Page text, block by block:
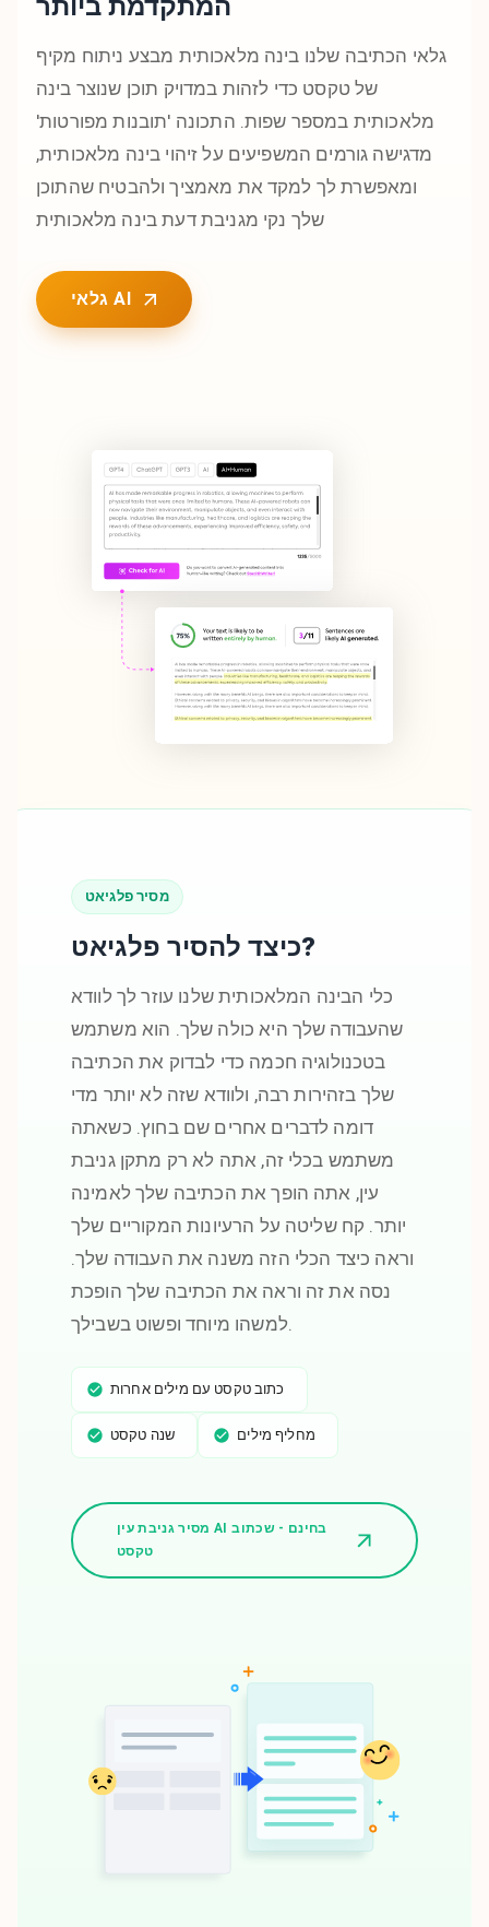
המתקדמת ביותר
גלאי הכתיבה שלנו בינה מלאכותית מבצע ניתוח מקיף
של טקסט כדי לזהות במדויק תוכן שנוצר בינה
מלאכותית במספר שפות. התכונה 'תובנות מפורטות'
מדגישה גורמים המשפיעים על זיהוי בינה מלאכותית,
ומאפשרת לך למקד את מאמציך ולהבטיח שהתוכן
שלך נקי מגניבת דעת בינה מלאכותית
גלאי AI
מסיר פלגיאט
כיצד להסיר פלגיאט?
כלי הבינה המלאכותית שלנו עוזר לך לוודא
שהעבודה שלך היא כולה שלך. הוא משתמש
בטכנולוגיה חכמה כדי לבדוק את הכתיבה
שלך בזהירות רבה, ולוודא שזה לא יותר מדי
דומה לדברים אחרים שם בחוץ. כשאתה
משתמש בכלי זה, אתה לא רק מתקן גניבת
עין, אתה הופך את הכתיבה שלך לאמינה
יותר. קח שליטה על הרעיונות המקוריים שלך
וראה כיצד הכלי הזה משנה את העבודה שלך.
נסה את זה וראה את הכתיבה שלך הופכת
כתוב טקסט עם מילים אחרות
שנה טקסט מחליף מילים
מסיר גניבת עין AI בחינם - שכתוב
טקסט